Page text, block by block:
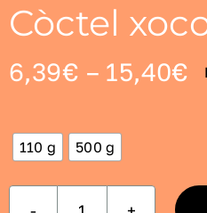
Còctel
6,39€ – 15,40€
a
110 g 500 g